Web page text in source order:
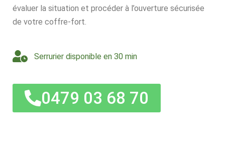
évaluer la situation et procéder à l’ouverture sécurisée
de votre coffre-fort.
Serrurier disponible en 30 min
0479 03 68 70